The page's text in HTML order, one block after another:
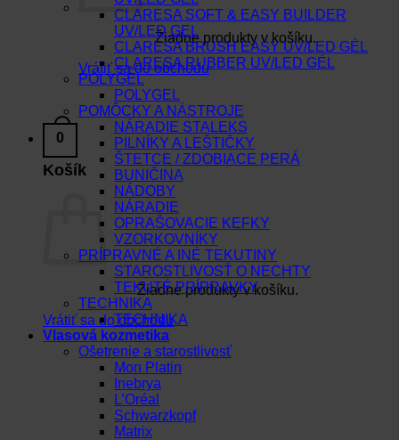
Žiadne produkty v košíku.
Vrátiť sa do obchodu
0
Košík
Žiadne produkty v košíku.
Vrátiť sa do obchodu
CLARESA SOFT & EASY BUILDER
UV/LED GEL
CLARESA BRUSH EASY UV/LED GÉL
CLARESA RUBBER UV/LED GÉL
POLYGEL
POLYGEL
POMÔCKY A NÁSTROJE
NÁRADIE STALEKS
PILNÍKY A LEŠTIČKY
ŠTETCE / ZDOBIACE PERÁ
BUNIČINA
NÁDOBY
NÁRADIE
OPRAŠOVACIE KEFKY
VZORKOVNÍKY
PRÍPRAVNÉ A INÉ TEKUTINY
STAROSTLIVOSŤ O NECHTY
TEKUTÉ PRÍPRAVKY
TECHNIKA
TECHNIKA
Vlasová kozmetika
Ošetrenie a starostlivosť
Mon Platin
Inebrya
L’Oréal
Schwarzkopf
Matrix